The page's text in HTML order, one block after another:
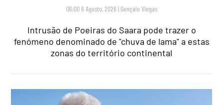
06:00 6 Agosto, 2026 | Gonçalo Viegas
Intrusão de Poeiras do Saara pode trazer o
fenómeno denominado de "chuva de lama" a estas
zonas do território continental